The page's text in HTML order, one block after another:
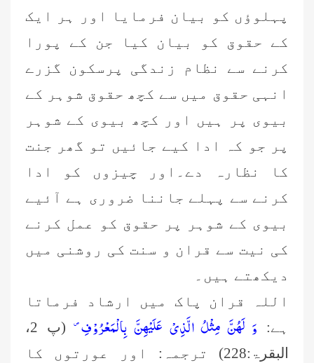
پہلوؤں کو بیان فرمایا اور ہر ایک
کے حقوق کو بیان کیا جن کے پورا
کرنے سے نظام زندگی پرسکون گزرے
انہی حقوق میں سے کچھ حقوق شوہر کے
بیوی پر ہیں اور کچھ بیوی کے شوہر
پر جو کہ ادا کیے جائیں تو گھر جنت
کا نظارہ دے۔اور چیزوں کو ادا
کرنے سے پہلے جاننا ضروری ہے آئیے
بیوی کے شوہر پر حقوق کو عمل کرنے
کی نیت سے قران و سنت کی روشنی میں
دیکھتے ہیں۔
اللہ قران پاک میں ارشاد فرماتا
ہے: وَ لَهُنَّ مِثْلُ الَّذِیْ عَلَیْهِنَّ بِالْمَعْرُوْفِ۪-
(پ 2،
البقرۃ:228) ترجمہ: اور عورتوں کا